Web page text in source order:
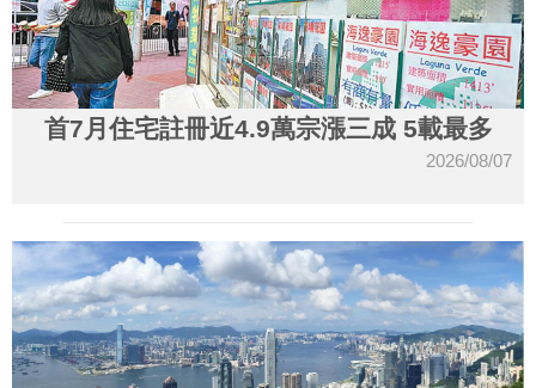
首7月住宅註冊近4.9萬宗漲三成 5載最多
2026/08/07